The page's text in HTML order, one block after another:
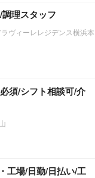
理スタッフ
ヴィーレレジデンス横浜本
須/シフト相談可/介
工場/日勤/日払い/工